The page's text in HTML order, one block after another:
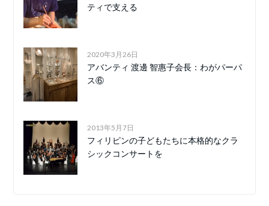
ティで支える
2020年3月26日
アバンティ 渡邊 智惠子会長：わがパーパ
ス⑥
2013年5月7日
フィリピンの子どもたちに本格的なクラ
シックコンサートを